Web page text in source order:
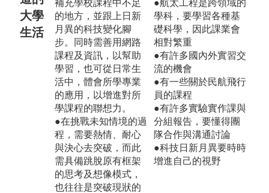
大學
生活
補充學校課程中不足
的地方，並跟上日新
月異的科技變化腳
步。同時需善用網路
課程及資訊，以幫助
學習，也可從日常生
活中，體會所學專業
的應用，以增進對所
學課程的聯想力。
●在挑戰未知情境的過
程，需要熱情、耐心
與決心去突破，而此
需具備跳脫原有框架
的思考及想像模式，
也往往是突破現狀的
●航太工程是跨領域的
學科，要學習各種基
礎科學，因此課業會
相對繁重
●有許多國內外實習交
流的機會
●有一些關於民航飛行
員的課程
●有許多實驗實作課與
分組報告，要懂得團
隊合作與溝通討論
●科技日新月異要時時
增進自己的視野